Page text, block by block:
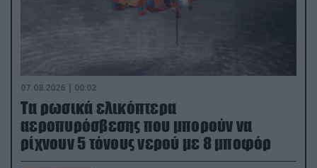
07.08.2026 | 00:02
Τα ρωσικά ελικόπτερα
αεροπυρόσβεσης που μπορούν να
ρίχνουν 5 τόνους νερού με 8 μποφόρ